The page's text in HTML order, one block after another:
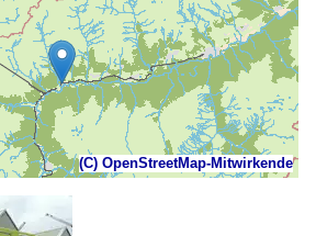
(C) OpenStreetMap-Mitwirkende